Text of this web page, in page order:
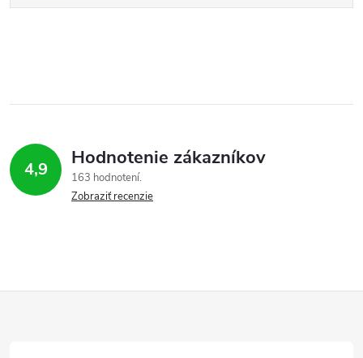
4,9 Hodnotenie zákazníkov
163 hodnotení
Zobraziť recenzie